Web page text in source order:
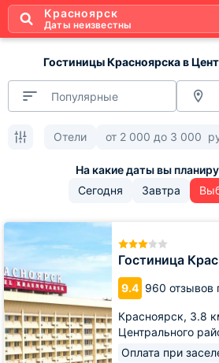
Красноярск
Даты неизвестны
Гостиницы Красноярска в
Популярные
Отели от 2 000 до 3 000
Сегодня Завтра
Гостиница
9.4 960 отзывов
Красноярск, 3.8
Центрального
Оплата при
Гостиница
Красноярск